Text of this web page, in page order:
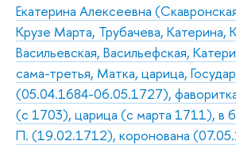
Екатерина Алексеевна
Крузе Марта, Трубачева, Катерина,
Васильевская, Васильефская,
сама-третья, Матка, царица,
(05.04.1684-06.05.1727),
(с 1703), царица (с марта 1711), в
П. (19.02.1712), коронована